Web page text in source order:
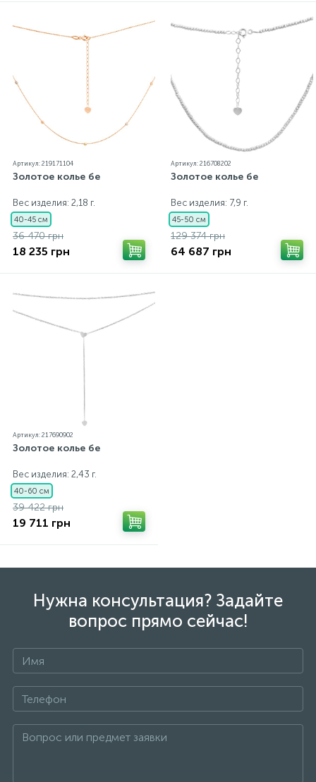
Артикул: 219171104
Золотое колье бе
Вес изделия: 2,18 г.
40-45 см
36 470 грн
18 235 грн
Артикул: 216708202
Золотое колье бе
Вес изделия: 7,9 г.
45-50 см
129 374 грн
64 687 грн
Артикул: 217690902
Золотое колье бе
Вес изделия: 2,43 г.
40-60 см
39 422 грн
19 711 грн
Нужна консультация? Задайте
вопрос прямо сейчас!